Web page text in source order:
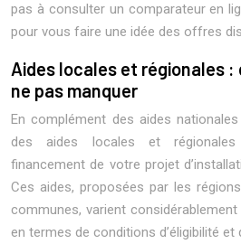
pas à consulter un comparateur en
pour vous faire une idée des offres
Aides locales et régionales
ne pas manquer
En complément des aides nationales
des aides locales et
financement de votre projet
Ces aides, proposées par les
communes, varient considérablement
en termes de conditions d’éligibilité